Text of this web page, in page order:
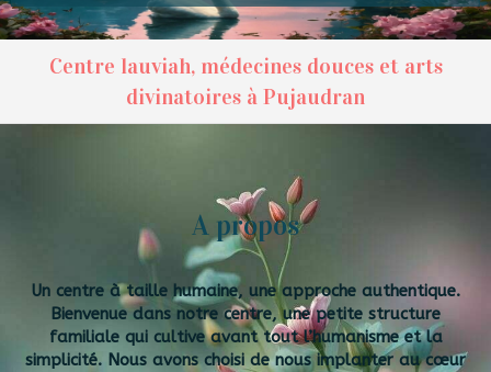
Centre lauviah, médecines douces et arts
divinatoires à Pujaudran
A propos
Un centre à taille humaine, une approche authentique.
Bienvenue dans notre centre, une petite structure
familiale qui cultive avant tout l’humanisme et la
simplicité. Nous avons choisi de nous implanter au cœur